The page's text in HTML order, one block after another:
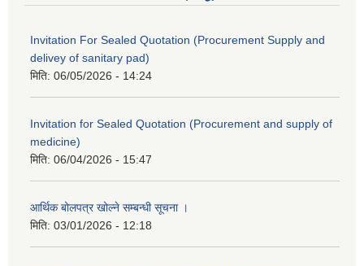
Invitation For Sealed Quotation (Procurement Supply and
delivey of sanitary pad)
मिति: 06/05/2026 - 14:24
Invitation for Sealed Quotation (Procurement and supply of
medicine)
मिति: 06/04/2026 - 15:47
आर्थिक बोलपत्र खोल्ने सम्बन्धी सूचना ।
मिति: 03/01/2026 - 12:18